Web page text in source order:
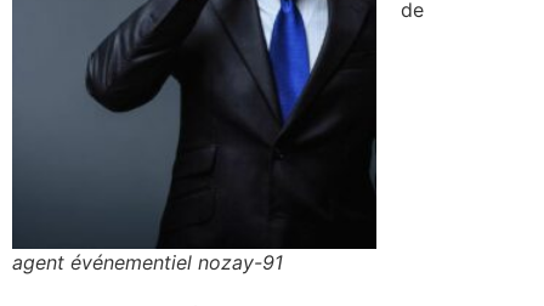
agent événementiel nozay-91
de